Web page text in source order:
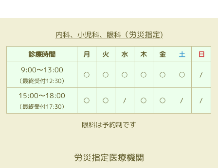
内科、小児科、眼科（労災指定)
診療時間 月 火 水 木 金 土
日
9:00〜13:00
（最終受付12:30）
○ ○ ○ ○ ○ ○ /
15:00〜18:00
（最終受付17:30）
○ ○ / ○ ○ / /
眼科は予約制です
労災指定医療機関